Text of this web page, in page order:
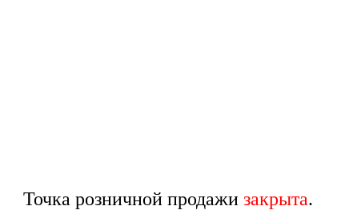
Точка розничной продажи закрыта.